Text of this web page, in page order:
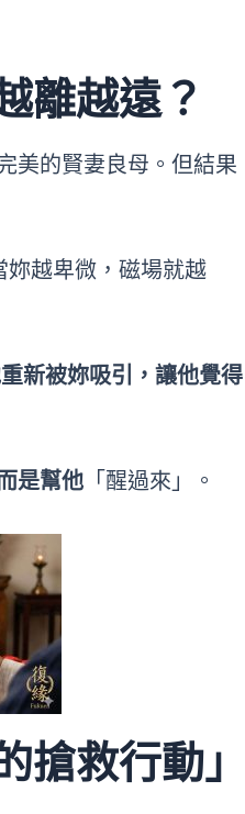
離越遠？
美的賢妻良母。但結果
妳越卑微，磁場就越
新被妳吸引，讓他覺得
是幫他 「醒過來」。
救行動」